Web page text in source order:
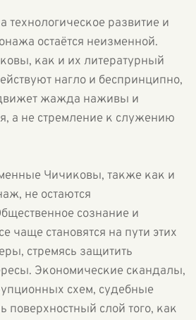
технологическое развитие и
остаётся неизменной.
как и их литературный
нагло и беспринципно,
жажда наживы и
а не стремление к служению
Чичиковы, также как и
не остаются
сознание и
чаще становятся на пути этих
стремясь защитить
Экономические скандалы,
схем, судебные
поверхностный слой того, как